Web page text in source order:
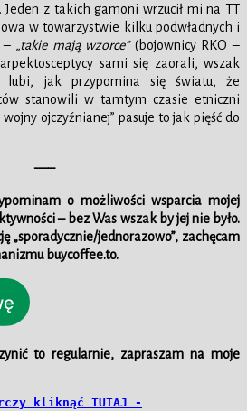
Jeden z takich gamoni wrzucił mi na TT
w towarzystwie kilku podwładnych i
– „takie mają wzorce”(bojownicy RKO –
sami się zaorali, wszak
lubi, jak przypomina się światu, że
stanowili w tamtym czasie etniczni
ojczyźnianej” pasuje to jak pięść do
—–
o możliwości wsparcia mojej
– bez Was wszak by jej nie było.
„sporadycznie/jednorazowo”, zachęcam
buycoffee.to.
to regularnie, zapraszam na moje
kliknąć TUTAJ -